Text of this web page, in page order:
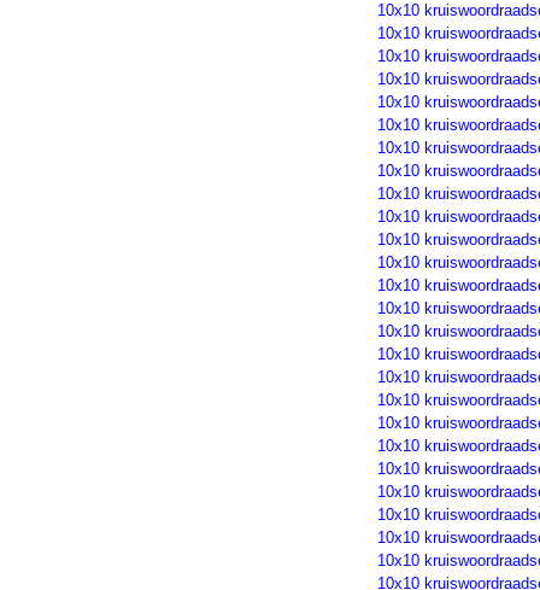
10x10
10x10
10x10
10x10
10x10
10x10
10x10
10x10
10x10
10x10
10x10
10x10
10x10
10x10
10x10
10x10
10x10
10x10
10x10
10x10
10x10
10x10
10x10
10x10
10x10
10x10